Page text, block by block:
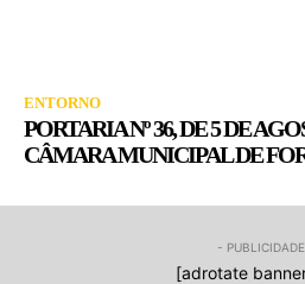
ENTORNO
PORTARIA Nº 36, DE 5 DE
CÂMARA MUNICIPAL DE
-
[adrotate